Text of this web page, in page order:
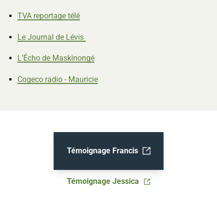
TVA reportage télé
Le Journal de Lévis
L'Écho de Maskinongé
Cogeco radio - Mauricie
Témoignage Francis
Ouvrir dans un nouvel onglet
Témoignage JessicaOuvrir dans un nouvel onglet